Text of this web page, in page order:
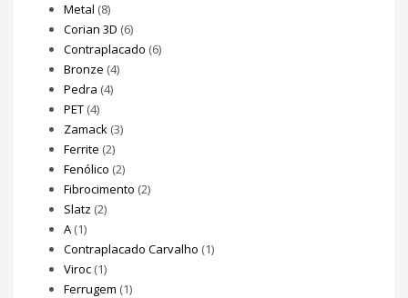
Metal (8)
Corian 3D (6)
Contraplacado (6)
Bronze (4)
Pedra (4)
PET (4)
Zamack (3)
Ferrite (2)
Fenólico (2)
Fibrocimento (2)
Slatz (2)
A (1)
Contraplacado Carvalho (1)
Viroc (1)
Ferrugem (1)